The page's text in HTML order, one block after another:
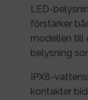
LED-
förstärker
modellen till
belysning
IPX6-
kontakter